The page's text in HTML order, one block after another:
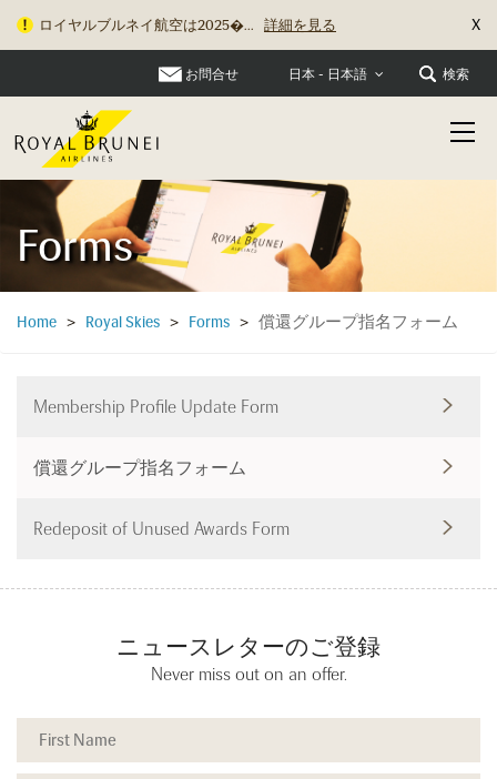
ロイヤルブルネイ航空は2025�... 詳細を見る X
お問合せ 日本 - 日本語 検索
Forms
Home > Royal Skies > Forms > 償還グループ指名フォーム
Membership Profile Update Form
償還グループ指名フォーム
Redeposit of Unused Awards Form
ニュースレターのご登録
Never miss out on an offer.